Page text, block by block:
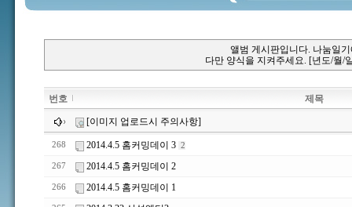
앨범 게시판입니다. 나눔일
다만 양식을 지켜주세요. [년도/월/
번호 제목
[이미지 업로드시 주의사항]
268 2014.4.5 홈커밍데이 3 2
267 2014.4.5 홈커밍데이 2
266 2014.4.5 홈커밍데이 1